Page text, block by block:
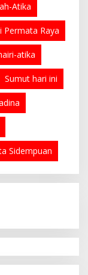
Atika
Permata Raya
atika
Sumut hari ini
Sidempuan